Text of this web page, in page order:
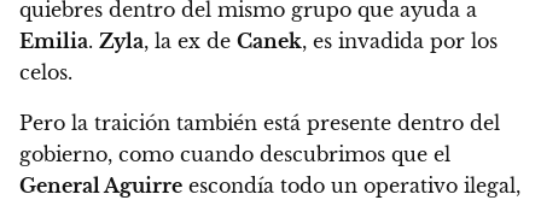
quiebres dentro del mismo grupo que ayuda a
Emilia. Zyla, la ex de Canek, es invadida por los
celos.
Pero la traición también está presente dentro del
gobierno, como cuando descubrimos que el
General Aguirre escondía todo un operativo ilegal,